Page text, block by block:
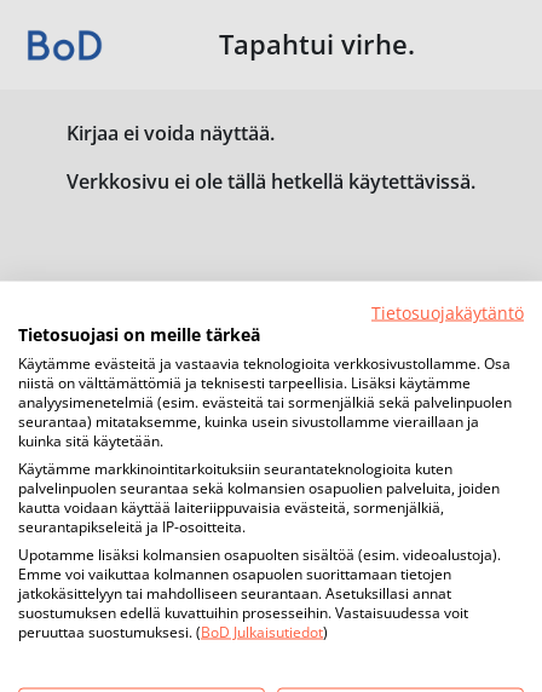
Tapahtui virhe.
Kirjaa ei voida näyttää.
Verkkosivu ei ole tällä hetkellä käytettävissä.
Tietosuojakäytäntö
Tietosuojasi on meille tärkeä
Käytämme evästeitä ja vastaavia teknologioita verkkosivustollamme. Osa
niistä on välttämättömiä ja teknisesti tarpeellisia. Lisäksi käytämme
analyysimenetelmiä (esim. evästeitä tai sormenjälkiä sekä palvelinpuolen
seurantaa) mitataksemme, kuinka usein sivustollamme vieraillaan ja
kuinka sitä käytetään.
Käytämme markkinointitarkoituksiin seurantateknologioita kuten
palvelinpuolen seurantaa sekä kolmansien osapuolien palveluita, joiden
kautta voidaan käyttää laiteriippuvaisia evästeitä, sormenjälkiä,
seurantapikseleitä ja IP-osoitteita.
Upotamme lisäksi kolmansien osapuolten sisältöä (esim. videoalustoja).
Emme voi vaikuttaa kolmannen osapuolen suorittamaan tietojen
jatkokäsittelyyn tai mahdolliseen seurantaan. Asetuksillasi annat
suostumuksen edellä kuvattuihin prosesseihin. Vastaisuudessa voit
peruuttaa suostumuksesi. (BoD Julkaisutiedot)